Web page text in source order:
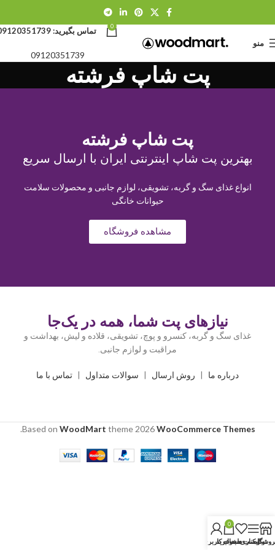
منو
0 تماس بگیرید:
09120351739
پت شاپ فرشته
پت شاپ فرشته
بهترین پت شاپ اینترنتی ایران با ارسال سریع
انواع غذای سگ و گربه، تشویقی، لوازم جانبی و محصولات سلامت
حیوانات خانگی
مشاهده فروشگاه
نیازهای پت شما، همه در یک‌جا
غذای سگ و گربه، کنسرو و پوچ، تشویقی، قلاده و لیش، بهداشت و
مراقبت و لوازم جانبی.
درباره ما روش ارسال سوالات متداول تماس با ما
Based on WoodMart theme2026WooCommerce Themes
.
نوار کناری
لیست دلخواه
0
سبد خرید
حساب کاربری من